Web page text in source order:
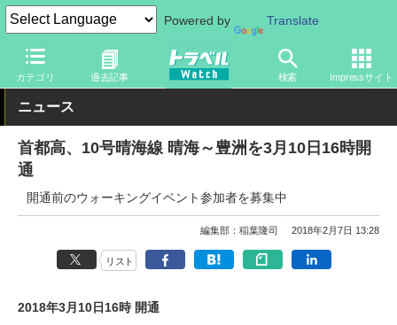
Powered by Translate
カテゴリ 過去記事 検索 Impressサイト
トラベル Watch 企業・政府・官庁 道路 その他高速道路
ニュース
首都高、10号晴海線 晴海～豊洲を3月10日16時開
通
開通前のウォーキングイベント参加者を募集中
編集部：稲葉隆司 2018年2月7日 13:28
リスト
2018年3月10日16時 開通